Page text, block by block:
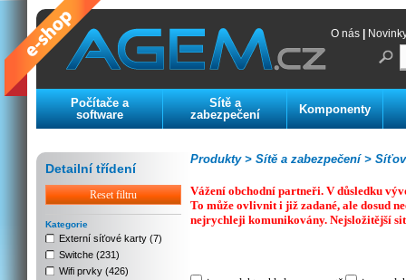
O nás
Počítače a
software
Sítě a
zabezpečení
Komponenty
Detailní třídení
Reset filtru
Kategorie
Externí síťové karty (7)
Switche (231)
Wifi prvky (426)
Sítě a zabezpečení >
Produkty >
Vážení obchodní partneři. V důsledku
To může ovlivnit i již zadané, ale dosud
nejrychleji komunikovány. Nejsložitější